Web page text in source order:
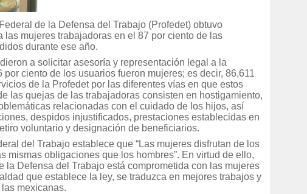
de la Defensa del Trabajo (Profedet) obtuvo
las mujeres trabajadoras en el 87 por ciento de las
durante ese año.
a solicitar asesoría y representación legal a la
por ciento de los usuarios fueron mujeres; es decir, 86,611
de la Profedet por las diferentes vías en que estos
las quejas de las trabajadoras consisten en hostigamiento,
relacionadas con el cuidado de los hijos, así
despidos injustificados, prestaciones establecidas en
voluntario y designación de beneficiarios.
del Trabajo establece que “Las mujeres disfrutan de los
mismas obligaciones que los hombres”. En virtud de ello,
la Defensa del Trabajo está comprometida con las mujeres
que establece la ley, se traduzca en mejores trabajos y
mexicanas.